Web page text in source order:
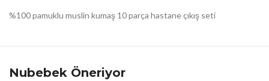
%100 pamuklu muslin kumaş 10 parça hastane çıkış seti
Nubebek Öneriyor